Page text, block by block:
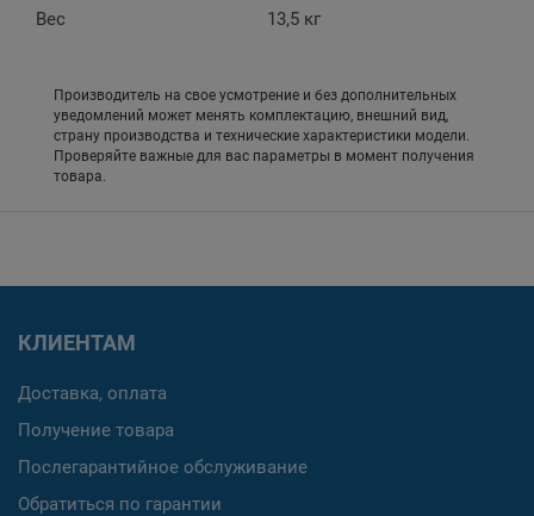
Вес
13,5 кг
Производитель на свое усмотрение и без дополнительных
уведомлений может менять комплектацию, внешний вид,
страну производства и технические характеристики модели.
Проверяйте важные для вас параметры в момент получения
товара.
КЛИЕНТАМ
Доставка, оплата
Получение товара
Послегарантийное обслуживание
Обратиться по гарантии